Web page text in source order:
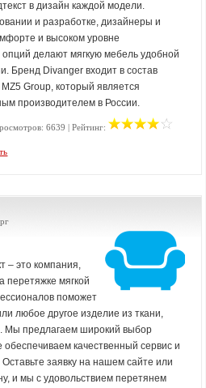
в дизайн каждой модели.
и разработке, дизайнеры и
и высоком уровне
делают мягкую мебель удобной
Бренд Divanger входит в состав
Group, который является
производителем в России.
6639 | Рейтинг:
– это компания,
перетяжке мягкой
поможет
любое другое изделие из ткани,
Мы предлагаем широкий выбор
обеспечиваем качественный сервис и
заявку на нашем сайте или
и мы с удовольствием перетянем